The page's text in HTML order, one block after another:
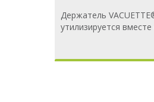
Держатель
утилизируется